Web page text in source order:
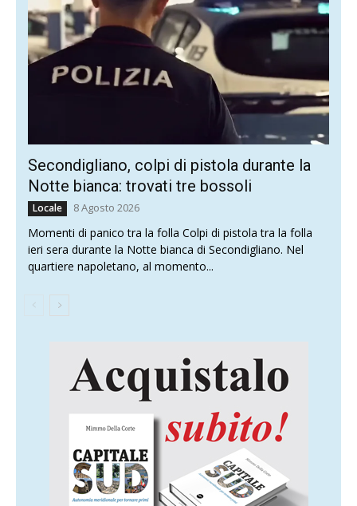
Secondigliano, colpi di pistola durante la
Notte bianca: trovati tre bossoli
Locale 8 Agosto 2026
Momenti di panico tra la folla Colpi di pistola tra la folla
ieri sera durante la Notte bianca di Secondigliano. Nel
quartiere napoletano, al momento...